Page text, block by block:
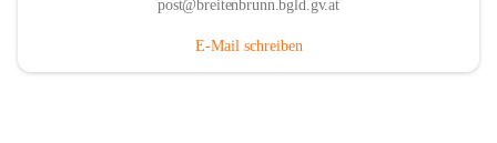
post@breitenbrunn.bgld.gv.at
E-Mail schreiben